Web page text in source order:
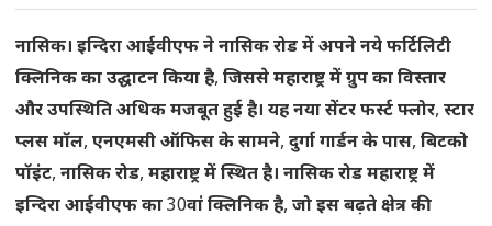
नासिक। इन्दिराआईवीएफनेनासिकरोडमेंअपनेनयेफर्टिलिटी
क्लिनिककाउद्घाटनकियाहै, जिससेमहाराष्ट्रमेंग्रुपकाविस्तार
औरउपस्थितिअधिकमजबूतहुईहै। यहनयासेंटरफर्स्टफ्लोर, स्टार
प्लसमॉल, एनएमसीऑफिसकेसामने, दुर्गागार्डनकेपास, बिटको
पॉइंट, नासिकरोड, महाराष्ट्रमेंस्थितहै। नासिकरोडमहाराष्ट्रमें
इन्दिराआईवीएफका30वांक्लिनिकहै, जोइसबढ़तेक्षेत्रकी